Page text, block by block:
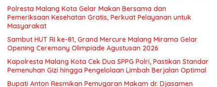
Polresta Malang Kota Gelar Makan Bersama dan
Pemeriksaan Kesehatan Gratis, Perkuat Pelayanan untuk
Masyarakat
Sambut HUT RI ke-81, Grand Mercure Malang Mirama Gelar
Opening Ceremony Olimpiade Agustusan 2026
Kapolresta Malang Kota Cek Dua SPPG Polri, Pastikan Standar
Pemenuhan Gizi hingga Pengelolaan Limbah Berjalan Optimal
Bupati Anton Resmikan Pemugaran Makam dr. Djasamen